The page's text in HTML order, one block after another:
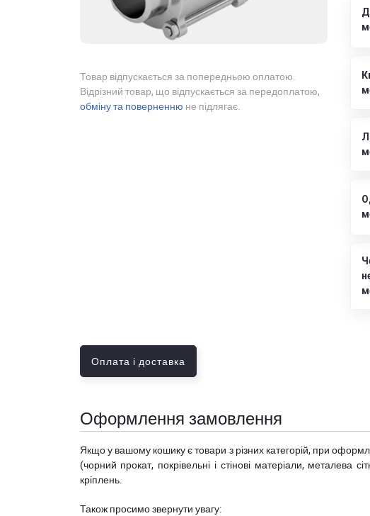
Товар відпускається за попередньою оплатою.
Відрізний товар, що відпускається за передоплатою,
обміну та поверненню не підлягає.
Оплата і доставка
Оформлення замовлення
Якщо у вашому кошику є товари з різних категорій, при
(чорний прокат, покрівельні і стінові матеріали, металева
кріплень.
Також просимо звернути увагу: